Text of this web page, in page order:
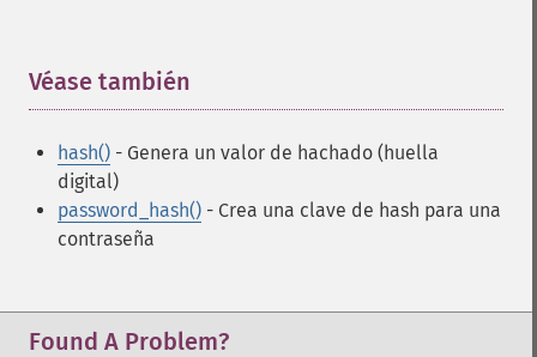
Véase también
hash() - Genera un valor de hachado (huella
digital)
password_hash() - Crea una clave de hash para una
contraseña
Found A Problem?